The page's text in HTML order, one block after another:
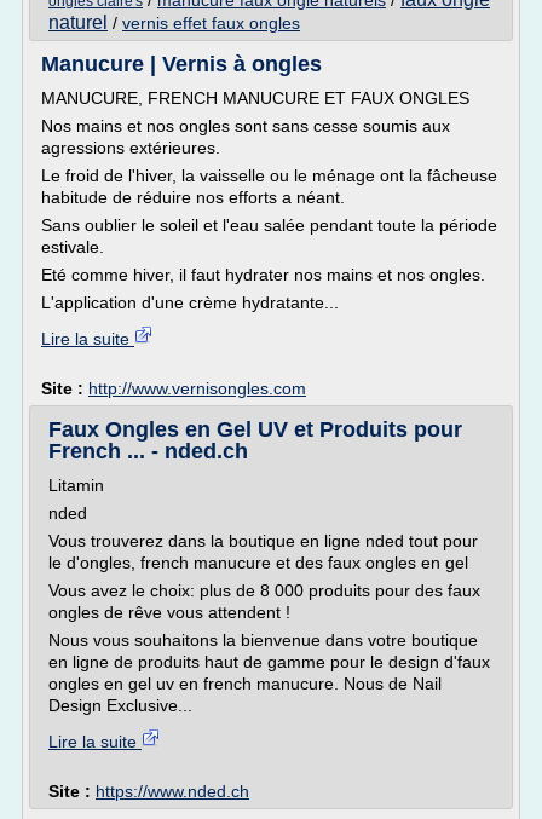
naturel / vernis effet faux ongles
Manucure | Vernis à ongles
MANUCURE, FRENCH MANUCURE ET FAUX ONGLES
Nos mains et nos ongles sont sans cesse soumis aux
agressions extérieures.
Le froid de l'hiver, la vaisselle ou le ménage ont la fâcheuse
habitude de réduire nos efforts a néant.
Sans oublier le soleil et l'eau salée pendant toute la période
estivale.
Eté comme hiver, il faut hydrater nos mains et nos ongles.
L'application d'une crème hydratante...
Lire la suite
Site : http://www.vernisongles.com
Faux Ongles en Gel UV et Produits pour
French ... - nded.ch
Litamin
nded
Vous trouverez dans la boutique en ligne nded tout pour
le d'ongles, french manucure et des faux ongles en gel
Vous avez le choix: plus de 8 000 produits pour des faux
ongles de rêve vous attendent !
Nous vous souhaitons la bienvenue dans votre boutique
en ligne de produits haut de gamme pour le design d'faux
ongles en gel uv en french manucure. Nous de Nail
Design Exclusive...
Lire la suite
Site : https://www.nded.ch